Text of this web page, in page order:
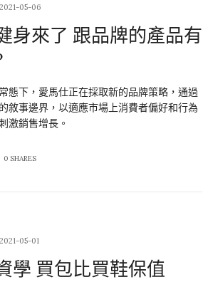
2021-05-06
身來了 跟品牌的產品有
態下，愛馬仕正在採取新的品牌策略，通過
敘事邊界，以適應市場上消費者偏好和行為
激銷售增長。
0 SHARES
2021-05-01
學 買包比買鞋保值